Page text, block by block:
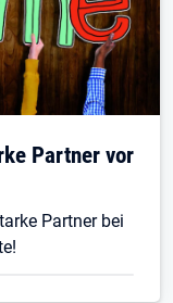
Partner vor
Partner bei